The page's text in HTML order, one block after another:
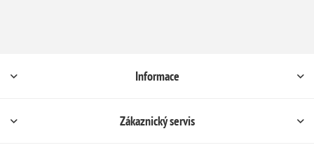
Informace
Zákaznický servis